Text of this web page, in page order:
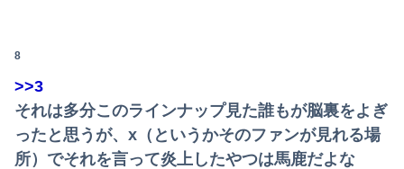
【日向坂46】あの件は触れるのか…？石塚瑶季のSR配信が決定
【速報】"見せブラ"女神、現る♡♡♡♡
8
>>3
それは多分このラインナップ見た誰もが脳裏をよぎ
ったと思うが、x（というかそのファンが見れる場
所）でそれを言って炎上したやつは馬鹿だよな